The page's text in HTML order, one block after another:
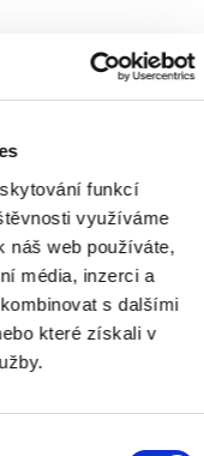
funkcí
využíváme
náš web používáte,
média, inzerci a
s dalšími
které získali v
sítě TTNET najdete